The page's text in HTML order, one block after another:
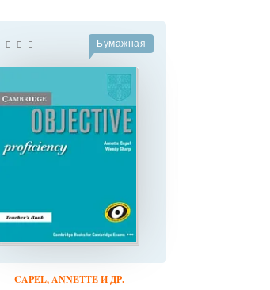
Бумажная
CAPEL, ANNETTE И ДР.